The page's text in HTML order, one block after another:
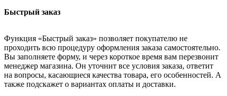
Быстрый заказ
Функция «Быстрый заказ» позволяет покупателю не
проходить всю процедуру оформления заказа самостоятельно.
Вы заполняете форму, и через короткое время вам перезвонит
менеджер магазина. Он уточнит все условия заказа, ответит
на вопросы, касающиеся качества товара, его особенностей. А
также подскажет о вариантах оплаты и доставки.